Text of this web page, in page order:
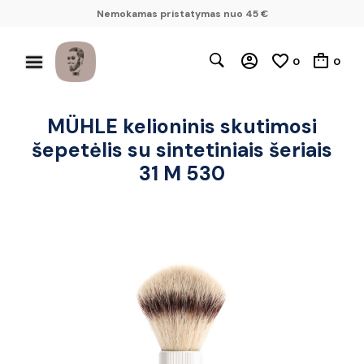
Nemokamas pristatymas nuo 45 €
0 0
MÜHLE kelioninis skutimosi
šepetėlis su sintetiniais šeriais
31 M 530